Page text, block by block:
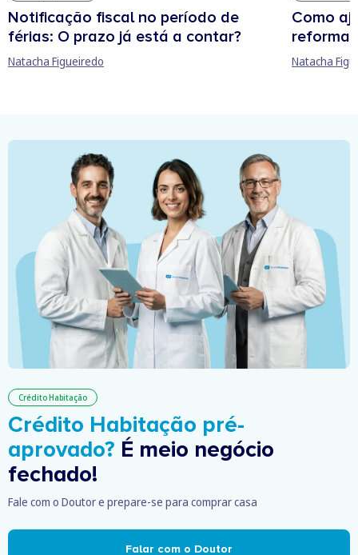
Notificação fiscal no período de
férias: O prazo já está a contar?
Natacha Figueiredo
Como
reforma
Natacha
Crédito Habitação
Crédito Habitação pré-
aprovado? É meio negócio
fechado!
Fale com o Doutor e prepare-se para comprar casa
Falar com o Doutor